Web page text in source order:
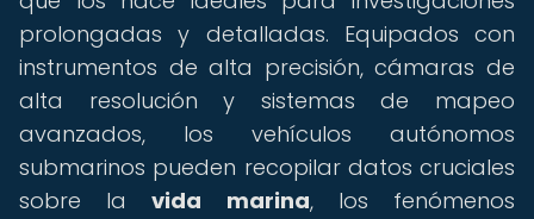
prolongadas y detalladas. Equipados con
instrumentos de alta precisión, cámaras de
alta resolución y sistemas de mapeo
avanzados, los vehículos autónomos
submarinos pueden recopilar datos cruciales
sobre lavida marina, los fenómenos